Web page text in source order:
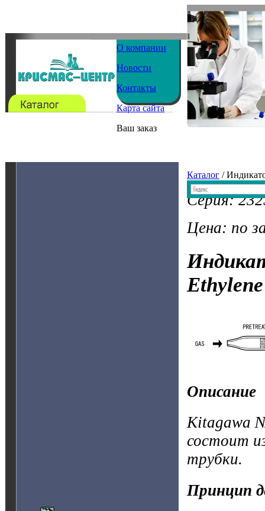
О компании
Новости
Контакты
Карта сайта
Ваш заказ
Каталог /
Серия:
Цена: по
Описание
Kitagawa
состоит
трубки.
Принцип